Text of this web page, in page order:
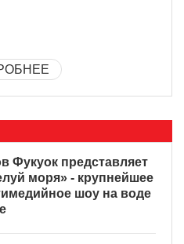
Фукуок представляет
моря» - крупнейшее
шоу на воде